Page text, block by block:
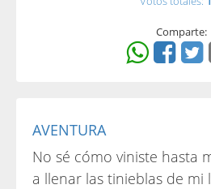
Comparte:
AVENTURA
No sé cómo viniste hasta
a llenar las tinieblas de mi